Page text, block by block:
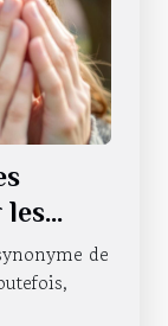
les
aude